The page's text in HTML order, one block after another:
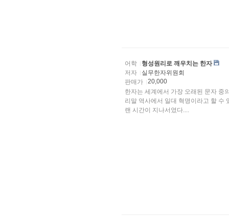
어학
형성원리로 깨우치는 한자
저자
실무한자위원회
판매가
20,000
한자는 세계에서 가장 오래된 문자 중
리말 역사에서 일대 혁명이라고 할 수
랜 시간이 지나서였다....